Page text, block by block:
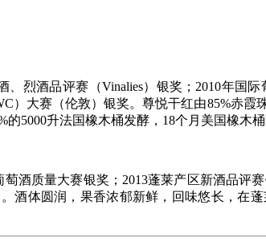
烈酒品评赛（Vinalies）银奖；2010年国际
）大赛（伦敦）银奖。尊悦干红由85%赤霞
5000升法国橡木桶发酵，18个月美国橡木桶
酒质量大赛银奖；2013蓬莱产区新酒品评
酒体圆润，果香浓郁新鲜，回味悠长，在蓬